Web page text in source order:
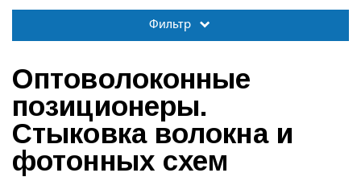
Фильтр
Оптоволоконные
позиционеры.
Стыковка волокна и
фотонных схем